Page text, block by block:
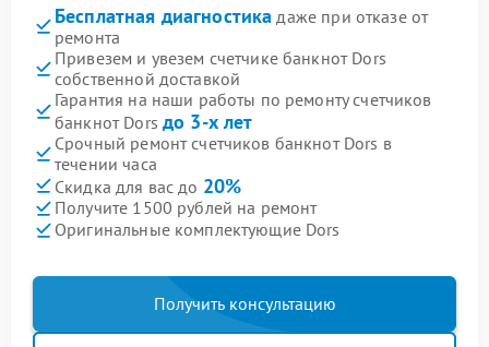
Бесплатная диагностика даже при отказе от
ремонта
Привезем и увезем счетчике банкнот Dors
собственной доставкой
Гарантия на наши работы по ремонту счетчиков
банкнот Dors до 3-х лет
Срочный ремонт счетчиков банкнот Dors в
течении часа
Скидка для вас до 20%
Получите 1500 рублей на ремонт
Оригинальные комплектующие Dors
Получить консультацию